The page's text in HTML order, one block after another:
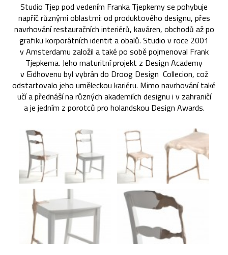
Studio Tjep pod vedením Franka Tjepkemy se pohybuje
napříč různými oblastmi: od produktového designu, přes
navrhování restauračních interiérů, kaváren, obchodů až po
grafiku korporátních identit a obalů. Studio v roce 2001
v Amsterdamu založil a také po sobě pojmenoval Frank
Tjepkema. Jeho maturitní projekt z Design Academy
v Eidhovenu byl vybrán do Droog Design Collecion, což
odstartovalo jeho uměleckou kariéru. Mimo navrhování také
učí a přednáší na různých akademiích designu i v zahraničí
a je jedním z porotců pro holandskou Design Awards.